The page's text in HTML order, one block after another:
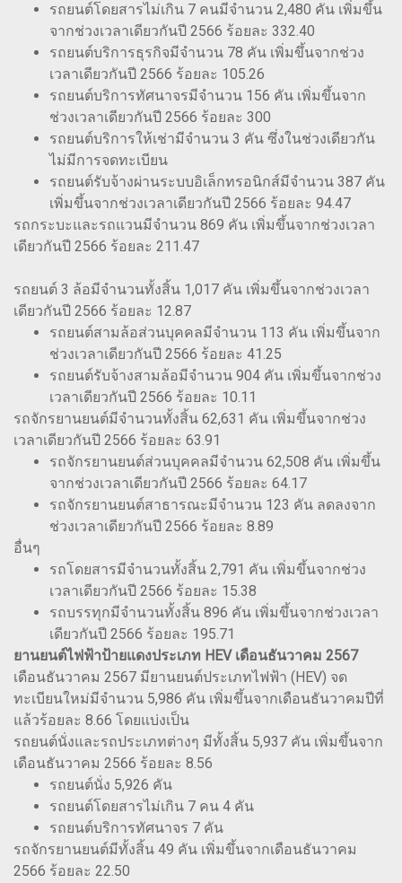
รถยนต์โดยสารไม่เกิน 7 คนมีจำนวน 2,480 คัน เพิ่มขึ้น
จากช่วงเวลาเดียวกันปี 2566 ร้อยละ 332.40
รถยนต์บริการธุรกิจมีจำนวน 78 คัน เพิ่มขึ้นจากช่วง
เวลาเดียวกันปี 2566 ร้อยละ 105.26
รถยนต์บริการทัศนาจรมีจำนวน 156 คัน เพิ่มขึ้นจาก
ช่วงเวลาเดียวกันปี 2566 ร้อยละ 300
รถยนต์บริการให้เช่ามีจำนวน 3 คัน ซึ่งในช่วงเดียวกัน
ไม่มีการจดทะเบียน
รถยนต์รับจ้างผ่านระบบอิเล็กทรอนิกส์มีจำนวน 387 คัน
เพิ่มขึ้นจากช่วงเวลาเดียวกันปี 2566 ร้อยละ 94.47
รถกระบะและรถแวนมีจำนวน 869 คัน เพิ่มขึ้นจากช่วงเวลา
เดียวกันปี 2566 ร้อยละ 211.47
รถยนต์ 3 ล้อมีจำนวนทั้งสิ้น 1,017 คัน เพิ่มขึ้นจากช่วงเวลา
เดียวกันปี 2566 ร้อยละ 12.87
รถยนต์สามล้อส่วนบุคคลมีจำนวน 113 คัน เพิ่มขึ้นจาก
ช่วงเวลาเดียวกันปี 2566 ร้อยละ 41.25
รถยนต์รับจ้างสามล้อมีจำนวน 904 คัน เพิ่มขึ้นจากช่วง
เวลาเดียวกันปี 2566 ร้อยละ 10.11
รถจักรยานยนต์มีจำนวนทั้งสิ้น 62,631 คัน เพิ่มขึ้นจากช่วง
เวลาเดียวกันปี 2566 ร้อยละ 63.91
รถจักรยานยนต์ส่วนบุคคลมีจำนวน 62,508 คัน เพิ่มขึ้น
จากช่วงเวลาเดียวกันปี 2566 ร้อยละ 64.17
รถจักรยานยนต์สาธารณะมีจำนวน 123 คัน ลดลงจาก
ช่วงเวลาเดียวกันปี 2566 ร้อยละ 8.89
อื่นๆ
รถโดยสารมีจำนวนทั้งสิ้น 2,791 คัน เพิ่มขึ้นจากช่วง
เวลาเดียวกันปี 2566 ร้อยละ 15.38
รถบรรทุกมีจำนวนทั้งสิ้น 896 คัน เพิ่มขึ้นจากช่วงเวลา
เดียวกันปี 2566 ร้อยละ 195.71
ยานยนต์ไฟฟ้าป้ายแดงประเภท HEV เดือนธันวาคม 2567
เดือนธันวาคม 2567 มียานยนต์ประเภทไฟฟ้า (HEV) จด
ทะเบียนใหม่มีจำนวน 5,986 คัน เพิ่มขึ้นจากเดือนธันวาคมปีที่
แล้วร้อยละ 8.66 โดยแบ่งเป็น
รถยนต์นั่งและรถประเภทต่างๆ มีทั้งสิ้น 5,937 คัน เพิ่มขึ้นจาก
เดือนธันวาคม 2566 ร้อยละ 8.56
รถยนต์นั่ง 5,926 คัน
รถยนต์โดยสารไม่เกิน 7 คน 4 คัน
รถยนต์บริการทัศนาจร 7 คัน
รถจักรยานยนต์มีทั้งสิ้น 49 คัน เพิ่มขึ้นจากเดือนธันวาคม
2566 ร้อยละ 22.50